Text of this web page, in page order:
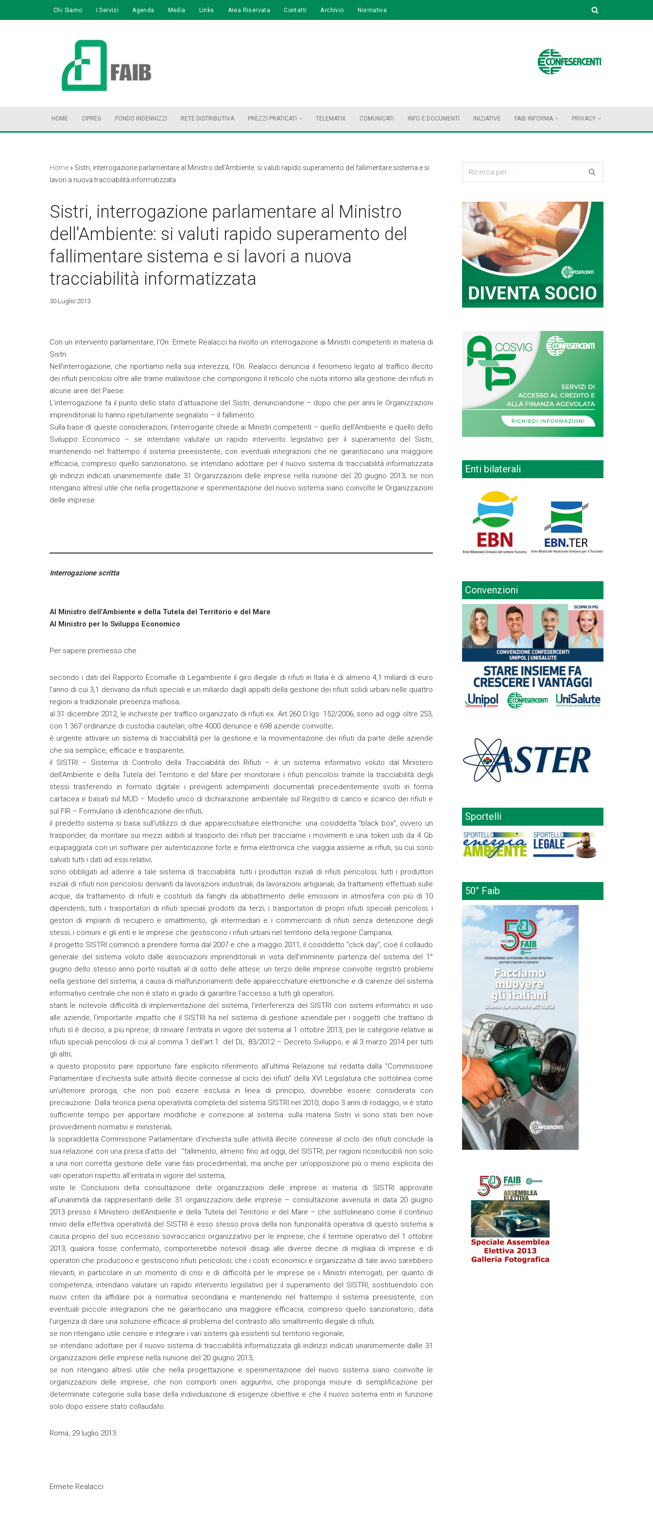
Chi Siamo I Servizi Agenda Media Links Area Riservata Contatti Archivio Normativa
HOME CIPREG FONDO INDENNIZZI RETE DISTRIBUTIVA PREZZI PRATICATI TELEMATIX COMUNICATI INFO E DOCUMENTI INIZIATIVE FAIB INFORMA PRIVACY
Home » Sistri, interrogazione parlamentare al Ministro dell'Ambiente: si valuti rapido superamento del fallimentare sistema e si
lavori a nuova tracciabilità informatizzata
Sistri, interrogazione parlamentare al Ministro
dell'Ambiente: si valuti rapido superamento del
fallimentare sistema e si lavori a nuova
tracciabilità informatizzata
30 Luglio 2013
Con un intervento parlamentare, l’On. Ermete Realacci ha rivolto un interrogazione ai Ministri competenti in materia di
Sistri.
Nell’interrogazione, che riportiamo nella sua interezza, l’On. Realacci denuncia il fenomeno legato al traffico illecito
dei rifiuti pericolosi oltre alle trame malavitose che compongono il reticolo che ruota intorno alla gestione dei rifiuti in
alcune aree del Paese.
L’interrogazione fa il punto dello stato d’attuazione del Sistri, denunciandone – dopo che per anni le Organizzazioni
imprenditoriali lo hanno ripetutamente segnalato – il fallimento.
Sulla base di queste considerazioni, l’interrogante chiede ai Ministri competenti – quello dell’Ambiente e quello dello
Sviluppo Economico – se intendano valutare un rapido intervento legislativo per il superamento del Sistri,
mantenendo nel frattempo il sistema preesistente, con eventuali integrazioni che ne garantiscano una maggiore
efficacia, compreso quello sanzionatorio; se intendano adottare per il nuovo sistema di tracciabilità informatizzata
gli indirizzi indicati unanimemente dalle 31 Organizzazioni delle imprese nella riunione del 20 giugno 2013; se non
ritengano altresì utile che nella progettazione e sperimentazione del nuovo sistema siano coinvolte le Organizzazioni
delle imprese.
Interrogazione scritta
Al Ministro dell’Ambiente e della Tutela del Territorio e del Mare
Al Ministro per lo Sviluppo Economico
Per sapere premesso che
secondo i dati del Rapporto Ecomafie di Legambiente il giro illegale di rifiuti in Italia è di almeno 4,1 miliardi di euro
l’anno di cui 3,1 derivano da rifiuti speciali e un miliardo dagli appalti della gestione dei rifiuti solidi urbani nelle quattro
regioni a tradizionale presenza mafiosa;
al 31 dicembre 2012, le inchieste per traffico organizzato di rifiuti ex. Art 260 D.lgs. 152/2006, sono ad oggi oltre 253,
con 1.367 ordinanze di custodia cautelari, oltre 4000 denunce e 698 aziende coinvolte;
è urgente attivare un sistema di tracciabilità per la gestione e la movimentazione dei rifiuti da parte delle aziende
che sia semplice, efficace e trasparente;
il SISTRI – Sistema di Controllo della Tracciabilità dei Rifiuti – è un sistema informativo voluto dal Ministero
dell’Ambiente e della Tutela del Territorio e del Mare per monitorare i rifiuti pericolosi tramite la tracciabilità degli
stessi trasferendo in formato digitale i previgenti adempimenti documentali precedentemente svolti in forma
cartacea e basati sul MUD – Modello unico di dichiarazione ambientale sul Registro di carico e scarico dei rifiuti e
sul FIR – Formulario di identificazione dei rifiuti;
il predetto sistema si basa sull’utilizzo di due apparecchiature elettroniche: una cosiddetta "black box", ovvero un
trasponder, da montare sui mezzi adibiti al trasporto dei rifiuti per tracciarne i movimenti e una token usb da 4 Gb
equipaggiata con un software per autenticazione forte e firma elettronica che viaggia assieme ai rifiuti, su cui sono
salvati tutti i dati ad essi relativi;
sono obbligati ad aderire a tale sistema di tracciabilità: tutti i produttori iniziali di rifiuti pericolosi; tutti i produttori
iniziali di rifiuti non pericolosi derivanti da lavorazioni industriali, da lavorazioni artigianali, da trattamenti effettuati sulle
acque, da trattamento di rifiuti e costituiti da fanghi da abbattimento delle emissioni in atmosfera con più di 10
dipendenti; tutti i trasportatori di rifiuti speciali prodotti da terzi; i trasportatori di propri rifiuti speciali pericolosi; i
gestori di impianti di recupero e smaltimento, gli intermediari e i commercianti di rifiuti senza detenzione degli
stessi; i comuni e gli enti e le imprese che gestiscono i rifiuti urbani nel territorio della regione Campania;
il progetto SISTRI cominciò a prendere forma dal 2007 e che a maggio 2011, il cosiddetto "click day", cioè il collaudo
generale del sistema voluto dalle associazioni imprenditoriali in vista dell’imminente partenza del sistema del 1°
giugno dello stesso anno portò risultati al di sotto delle attese: un terzo delle imprese coinvolte registrò problemi
nella gestione del sistema, a causa di malfunzionamenti delle apparecchiature elettroniche e di carenze del sistema
informativo centrale che non è stato in grado di garantire l’accesso a tutti gli operatori;
stanti le notevole difficoltà di implementazione del sistema, l’interferenza del SISTRI con sistemi informatici in uso
alle aziende, l’importante impatto che il SISTRI ha nel sistema di gestione aziendale per i soggetti che trattano di
rifiuti sì è deciso, a più riprese, di rinviare l’entrata in vigore del sistema al 1 ottobre 2013, per le categorie relative ai
rifiuti speciali pericolosi di cui al comma 1 dell’art.1. del DL. 83/2012 – Decreto Sviluppo, e al 3 marzo 2014 per tutti
gli altri;
a questo proposito pare opportuno fare esplicito riferimento all’ultima Relazione sul redatta dalla “Commissione
Parlamentare d’inchiesta sulle attività illecite connesse al ciclo dei rifiuti” della XVI Legislatura che sottolinea come
un’ulteriore proroga, che non può essere esclusa in linea di principio, dovrebbe essere considerata con
precauzione. Dalla teorica piena operatività completa del sistema SISTRI nel 2010, dopo 3 anni di rodaggio, vi è stato
sufficiente tempo per apportare modifiche e correzione al sistema: sulla materia Sistri vi sono stati ben nove
provvedimenti normativi e ministeriali;
la sopraddetta Commissione Parlamentare d’inchiesta sulle attività illecite connesse al ciclo dei rifiuti conclude la
sua relazione con una presa d’atto del : “fallimento, almeno fino ad oggi, del SISTRI, per ragioni riconducibili non solo
a una non corretta gestione delle varie fasi procedimentali, ma anche per un’opposizione più o meno esplicita dei
vari operatori rispetto all’entrata in vigore del sistema;
viste le Conclusioni della consultazione delle organizzazioni delle imprese in materia di SISTRI approvate
all’unanimità dai rappresentanti delle 31 organizzazioni delle imprese – consultazione avvenuta in data 20 giugno
2013 presso il Ministero dell’Ambiente e della Tutela del Territorio e del Mare – che sottolineano come il continuo
rinvio della effettiva operatività del SISTRI è esso stesso prova della non funzionalità operativa di questo sistema a
causa proprio del suo eccessivo sovraccarico organizzativo per le imprese, che il termine operativo del 1 ottobre
2013, qualora fosse confermato, comporterebbe notevoli disagi alle diverse decine di migliaia di imprese e di
operatori che producono e gestiscono rifiuti pericolosi; che i costi economici e organizzativi di tale avvio sarebbero
rilevanti, in particolare in un momento di crisi e di difficoltà per le imprese se i Ministri interrogati, per quanto di
competenza, intendano valutare un rapido intervento legislativo per il superamento del SISTRI, sostituendolo con
nuovi criteri da affidare poi a normativa secondaria e mantenendo nel frattempo il sistema preesistente, con
eventuali piccole integrazioni che ne garantiscano una maggiore efficacia, compreso quello sanzionatorio, data
l’urgenza di dare una soluzione efficace al problema del contrasto allo smaltimento illegale di rifiuti;
se non ritengano utile censire e integrare i vari sistemi già esistenti sul territorio regionale;
se intendano adottare per il nuovo sistema di tracciabilità informatizzata gli indirizzi indicati unanimemente dalle 31
organizzazioni delle imprese nella riunione del 20 giugno 2013;
se non ritengano altresì utile che nella progettazione e sperimentazione del nuovo sistema siano coinvolte le
organizzazioni delle imprese, che non comporti oneri aggiuntivi, che proponga misure di semplificazione per
determinate categorie sulla base della individuazione di esigenze obiettive e che il nuovo sistema entri in funzione
solo dopo essere stato collaudato.
Roma, 29 luglio 2013
Ermete Realacci
Enti bilaterali
Convenzioni
Sportelli
50° Faib